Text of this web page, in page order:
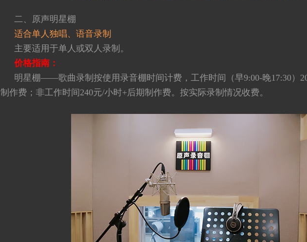
二、原声明星棚
适合单人独唱、语音录制
主要适用于单人或双人录制。
价格指南：
明星棚——歌曲录制按使用录音棚时间计费，工作时间（早9:00-晚17:30）
制作费；非工作时间240元/小时+后期制作费。按实际录制情况收费。